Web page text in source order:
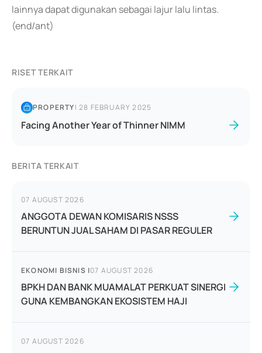
lainnya dapat digunakan sebagai lajur lalu lintas.
(end/ant)
RISET TERKAIT
PROPERTY|28 FEBRUARY 2025
Facing Another Year of Thinner NIMM
BERITA TERKAIT
07 AUGUST 2026
ANGGOTA DEWAN KOMISARIS NSSS
BERUNTUN JUAL SAHAM DI PASAR REGULER
EKONOMI BISNIS |07 AUGUST 2026
BPKH DAN BANK MUAMALAT PERKUAT SINERGI
GUNA KEMBANGKAN EKOSISTEM HAJI
07 AUGUST 2026